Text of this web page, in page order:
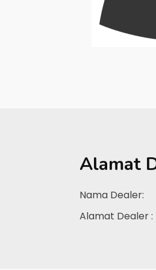
Alamat
Nama Dealer:
Alamat Dealer :